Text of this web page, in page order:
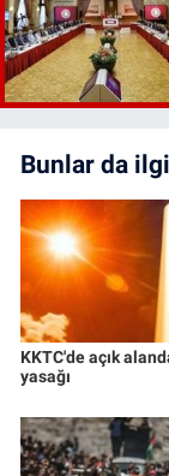
Bunlar da
KKTC'de açık
yasağı